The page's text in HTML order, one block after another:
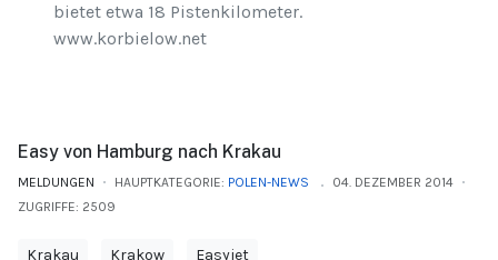
bietet etwa 18 Pistenkilometer.
www.korbielow.net
Easy von Hamburg nach Krakau
MELDUNGEN HAUPTKATEGORIE: POLEN-NEWS
04. DEZEMBER 2014
ZUGRIFFE: 2509
Krakau Krakow Easyjet